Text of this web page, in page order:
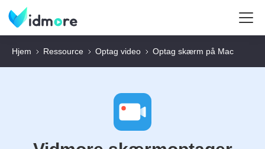
Hjem Ressource Optag video Optag skærm på Mac